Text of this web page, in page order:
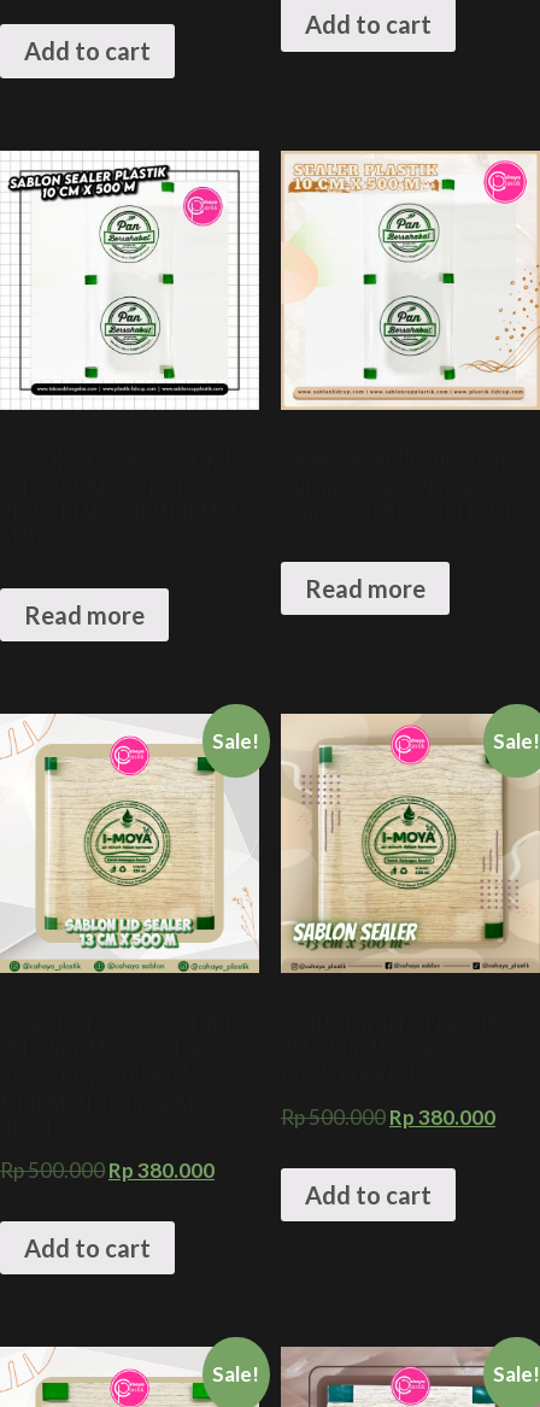
Add to cart
Add to cart
Read more
Read more
Sale!
Rp500.000Rp380.000
Add to cart
Sale!
Rp500.000Rp380.000
Add to cart
Sale! Sale!